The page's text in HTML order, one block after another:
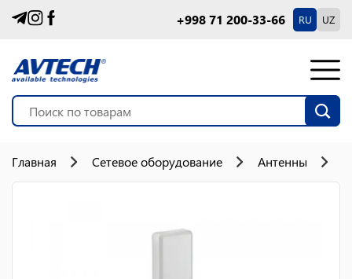
+998 71 200-33-66 RU UZ
Главная Сетевое оборудование Антенны